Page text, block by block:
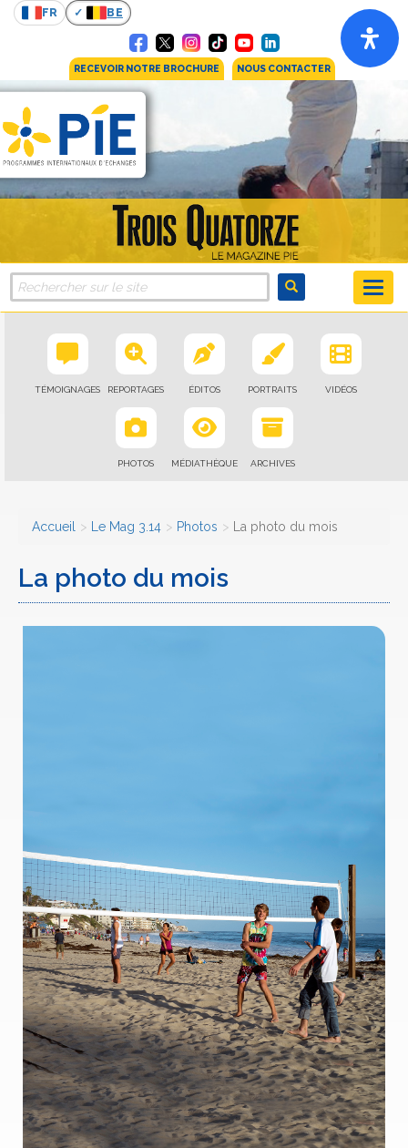
FR BE
RECEVOIR NOTRE BROCHURE NOUS CONTACTER
TÉMOIGNAGES REPORTAGES ÉDITOS PORTRAITS VIDÉOS
PHOTOS MÉDIATHÈQUE ARCHIVES
Accueil Le Mag 3.14 Photos La photo du mois
La photo du mois